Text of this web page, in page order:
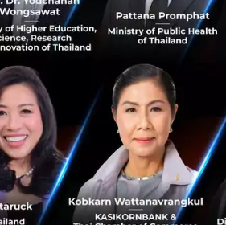
ได้ออกแบบมา เพื่อใช้ในเรื่
ษณะผลิตเพื่อใช้เองภายในครัวเรือ
อน ซึ่งสามารถตีมูลค่าได้กว่า 5 ล้าน
กระดับ แม้แต่ในไซส์ระดับบ้านหรื
เทคโนโลยีบล็อกเชน และด้วยคุณสม
ด้วย
าตลาดคาร์บอนภายในประเทศ เพื่อ
ชนไทย ได้มีการลงนามในความร่วม